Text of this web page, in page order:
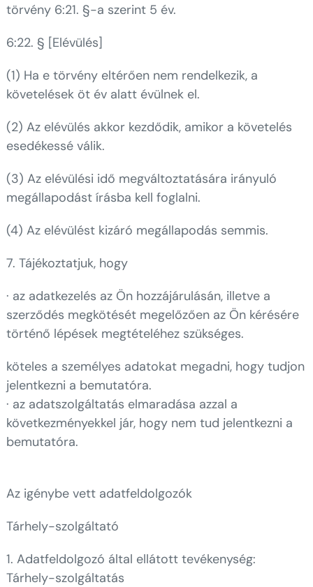
törvény 6:21. §-a szerint 5 év.
6:22. § [Elévülés]
(1) Ha e törvény eltérően nem rendelkezik, a
követelések öt év alatt évülnek el.
(2) Az elévülés akkor kezdődik, amikor a követelés
esedékessé válik.
(3) Az elévülési idő megváltoztatására irányuló
megállapodást írásba kell foglalni.
(4) Az elévülést kizáró megállapodás semmis.
7. Tájékoztatjuk, hogy
· az adatkezelés az Ön hozzájárulásán, illetve a
szerződés megkötését megelőzően az Ön kérésére
történő lépések megtételéhez szükséges.
köteles a személyes adatokat megadni, hogy tudjon
jelentkezni a bemutatóra.
· az adatszolgáltatás elmaradása azzal a
következményekkel jár, hogy nem tud jelentkezni a
bemutatóra.
Az igénybe vett adatfeldolgozók
Tárhely-szolgáltató
1. Adatfeldolgozó által ellátott tevékenység:
Tárhely-szolgáltatás